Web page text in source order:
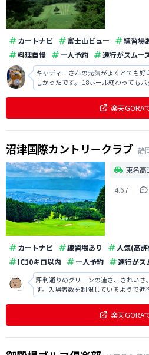
カートナビ 富士山ビュー 練習場
料理自慢
一人予約 進行がスムー
キャディーさんの元気がよくとても
しかったです。 18ホール終わっても
た・・・涙
楽天GORA
沼津国際カントリークラブ 静
東名
4.67
カートナビ 練習場あり 人気(高
IC10キロ以内
一人予約 進行がス
評判通りのグリーンの速さ、きれい
す。入場者数を制限しているようで
回る際にも快く対応いただけました
楽天GORA